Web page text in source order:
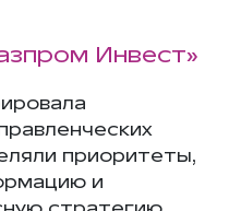
Инвест»
приоритеты,
и